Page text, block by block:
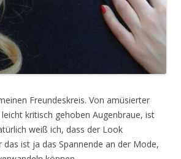
Freundeskreis. Von amüsierter
kritisch gehoben Augenbraue, ist
weiß ich, dass der Look
das ist ja das Spannende an der Mode,